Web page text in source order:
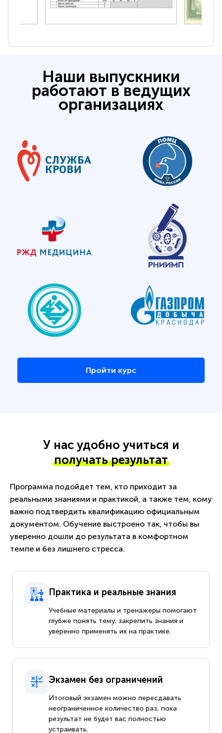
Наши выпускники
работают в ведущих
организациях
Пройти курс
У нас удобно учиться и
получать результат
Программа подойдет тем, кто приходит за
реальными знаниями и практикой, а также тем, кому
важно подтвердить квалификацию официальным
документом. Обучение выстроено так, чтобы вы
уверенно дошли до результата в комфортном
темпе и без лишнего стресса.
Практика и реальные знания
Учебные материалы и тренажеры помогают
глубже понять тему, закрепить знания и
уверенно применять их на практике.
Экзамен без ограничений
Итоговый экзамен можно пересдавать
неограниченное количество раз, пока
результат не будет вас полностью
устраивать.